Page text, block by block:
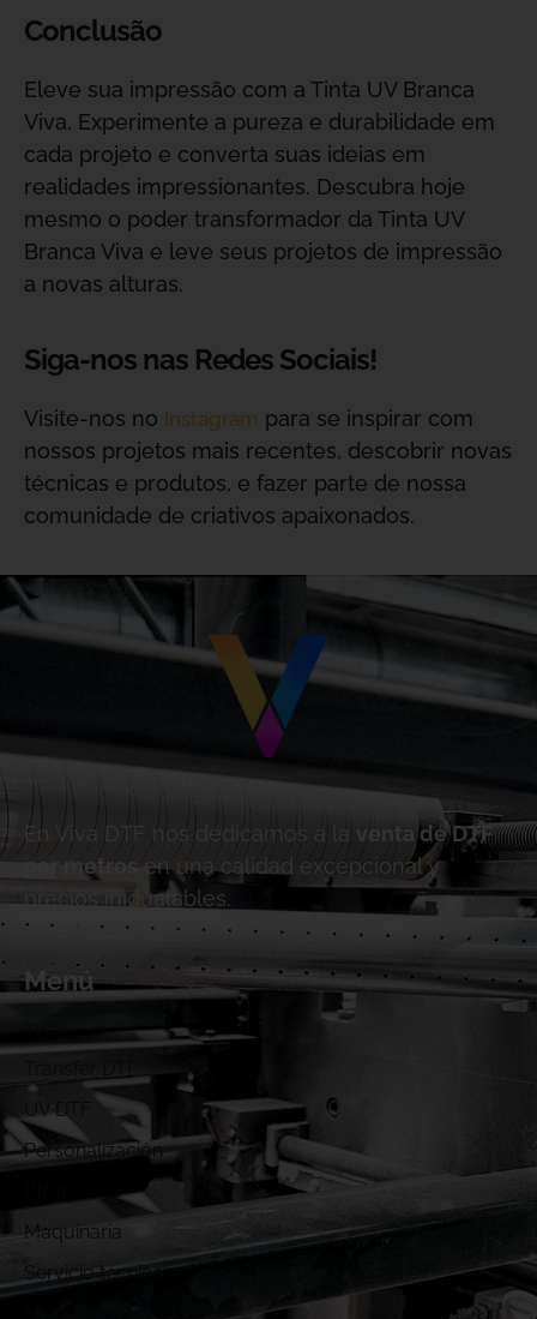
Conclusão
Eleve sua impressão com a Tinta UV Branca
Viva. Experimente a pureza e durabilidade em
cada projeto e converta suas ideias em
realidades impressionantes. Descubra hoje
mesmo o poder transformador da Tinta UV
Branca Viva e leve seus projetos de impressão
a novas alturas.
Siga-nos nas Redes Sociais!
Visite-nos no Instagram para se inspirar com
nossos projetos mais recentes, descobrir novas
técnicas e produtos, e fazer parte de nossa
comunidade de criativos apaixonados.
En Viva DTF nos dedicamos a la
venta de DTF
por metros
en una calidad excepcional y
precios inigualables.
Menú
UV DTF
Personalización
Maquinaria
Servicio técnico